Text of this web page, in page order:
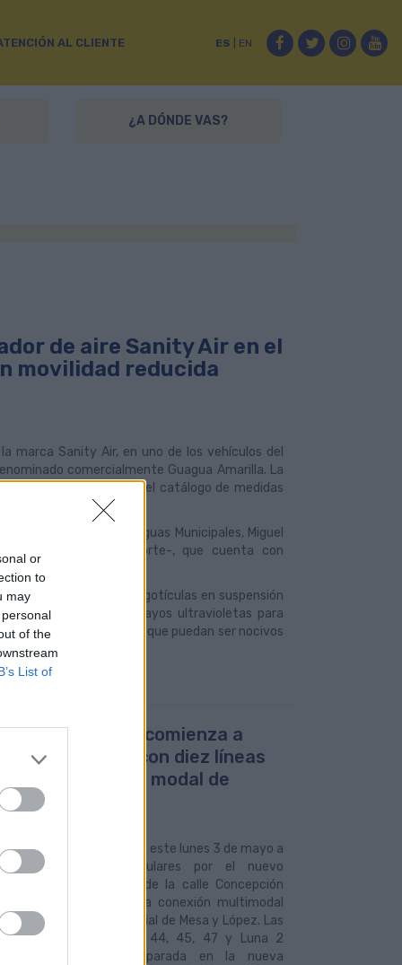
or
to
may
of the
List of
AL CLIENTE Facebook
Twitter
ES EN
¿A DÓNDE VAS?
de aire Sanity Air en el
movilidad reducida
marca Sanity Air, en uno de los vehículos del
comercialmente Guagua Amarilla. La
para incluirlo en el catálogo de medidas
general de Guaguas Municipales, Miguel
vehículos de transporte-, que cuenta con
inocuidad y eficacia.
en depurar las gotículas en suspensión
esteriliza mediante rayos ultravioletas para
químicos ni biocidas que puedan ser nocivos
Municipales comienza a
este lunes con diez líneas
intercambiador modal de
Arenal
Municipales comenzará este lunes 3 de mayo a
con 10 líneas regulares por el nuevo
de transporte de la calle Concepción
espacio que facilitará la conexión multimodal
residencial y comercial de Mesa y López. Las
17, 21, 24, 25, 26, 33, 44, 45, 47 y Luna 2
de dos puntos parada en la nueva